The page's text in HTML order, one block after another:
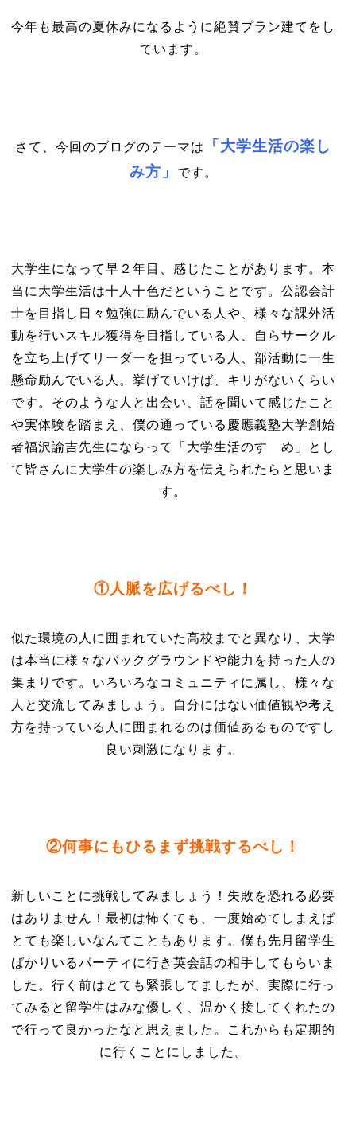
今年も最高の夏休みになるように絶賛プラン建てをし
ています。
さて、今回のブログのテーマは
「大学生活の楽し
み方」
です。
大学生になって早２年目、感じたことがあります。本
当に大学生活は十人十色だということです。公認会計
士を目指し日々勉強に励んでいる人や、様々な課外活
動を行いスキル獲得を目指している人、自らサークル
を立ち上げてリーダーを担っている人、部活動に一生
懸命励んでいる人。挙げていけば、キリがないくらい
です。そのような人と出会い、話を聞いて感じたこと
や実体験を踏まえ、僕の通っている慶應義塾大学創始
者福沢諭吉先生にならって「大学生活のすゝめ」とし
て皆さんに大学生の楽しみ方を伝えられたらと思いま
す。
①人脈を広げるべし！
似た環境の人に囲まれていた高校までと異なり、大学
は本当に様々なバックグラウンドや能力を持った人の
集まりです。いろいろなコミュニティに属し、様々な
人と交流してみましょう。自分にはない価値観や考え
方を持っている人に囲まれるのは価値あるものですし
良い刺激になります。
②何事にもひるまず挑戦するべし！
新しいことに挑戦してみましょう！失敗を恐れる必要
はありません！最初は怖くても、一度始めてしまえば
とても楽しいなんてこともあります。僕も先月留学生
ばかりいるパーティに行き英会話の相手してもらいま
した。行く前はとても緊張してましたが、実際に行っ
てみると留学生はみな優しく、温かく接してくれたの
で行って良かったなと思えました。これからも定期的
に行くことにしました。